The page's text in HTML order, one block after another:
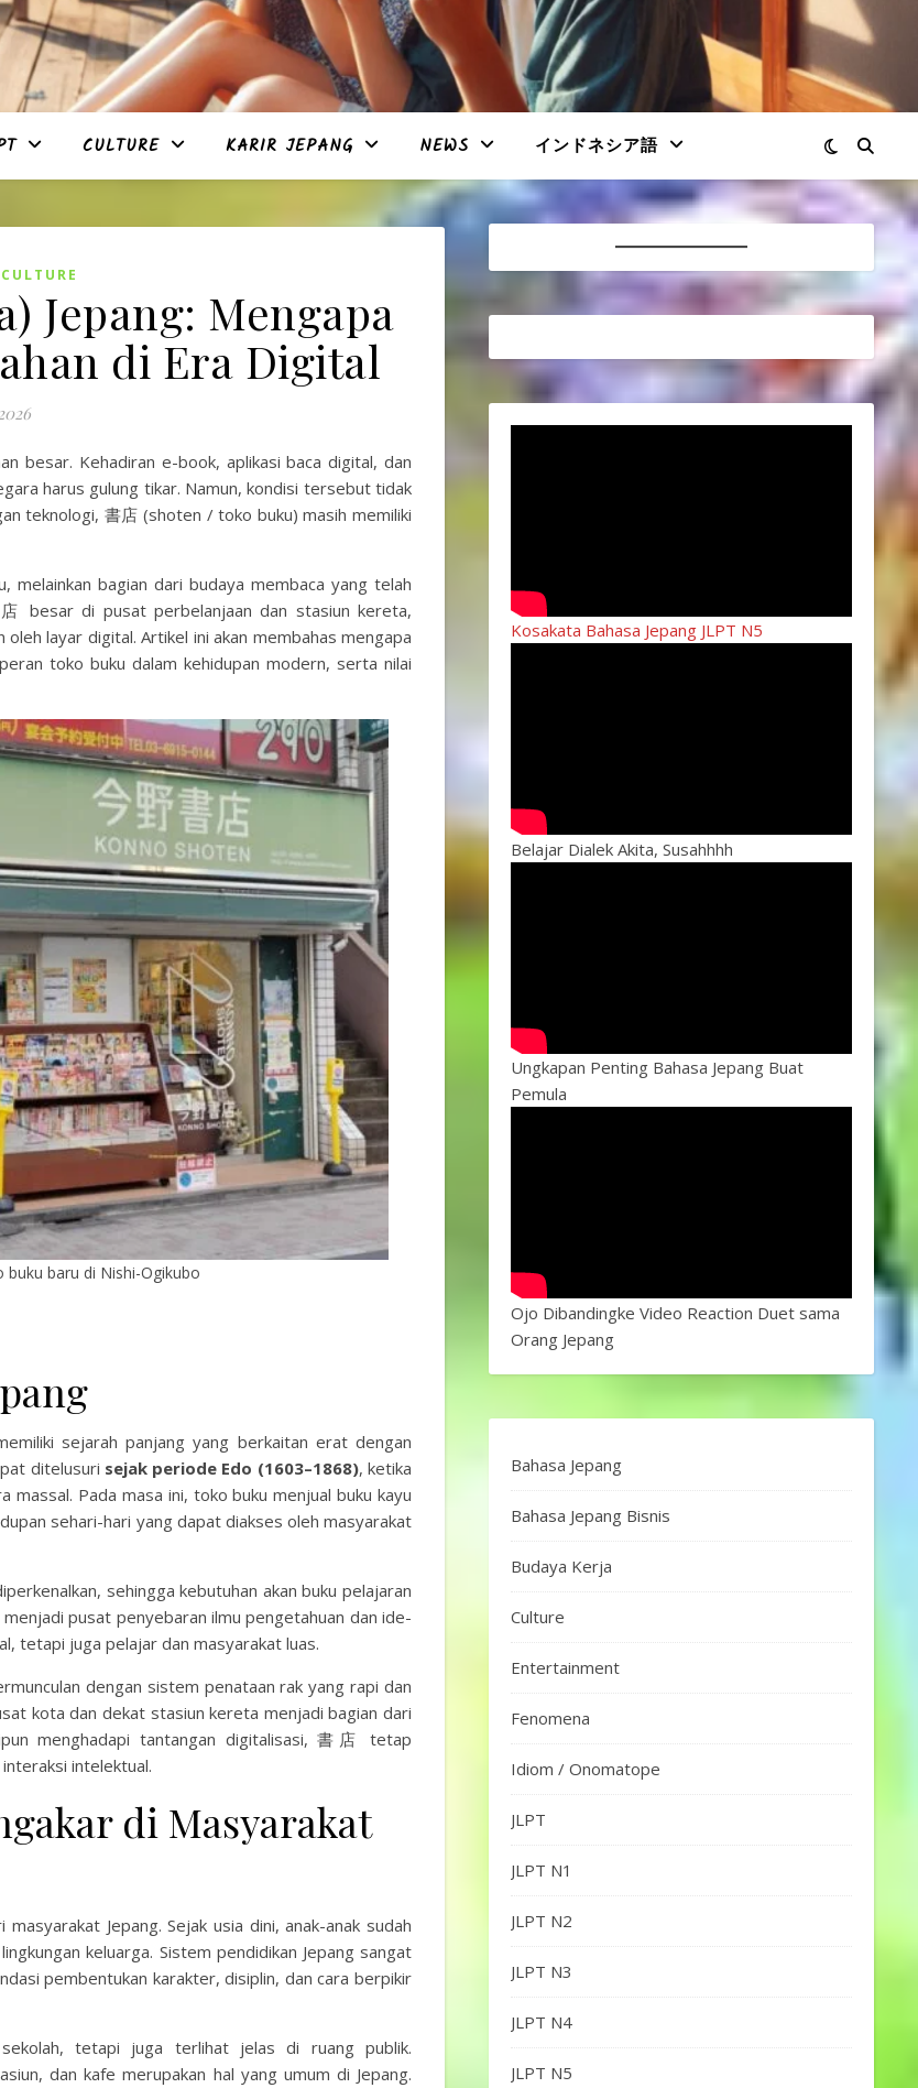
CULTURE KARIR JEPANG NEWS インドネシア語
CULTURE
Jepang: Mengapa
di Era Digital
besar. Kehadiran e-book, aplikasi baca digital, dan
harus gulung tikar. Namun, kondisi tersebut tidak
teknologi, 書店 (shoten / toko buku) masih memiliki
melainkan bagian dari budaya membaca yang telah
besar di pusat perbelanjaan dan stasiun kereta,
layar digital. Artikel ini akan membahas mengapa
toko buku dalam kehidupan modern, serta nilai
baru di Nishi-Ogikubo
sejarah panjang yang berkaitan erat dengan
ditelusuri sejak periode Edo (1603–1868), ketika
Pada masa ini, toko buku menjual buku kayu
sehari-hari yang dapat diakses oleh masyarakat
sehingga kebutuhan akan buku pelajaran
pusat penyebaran ilmu pengetahuan dan ide-
tetapi juga pelajar dan masyarakat luas.
dengan sistem penataan rak yang rapi dan
kota dan dekat stasiun kereta menjadi bagian dari
menghadapi tantangan digitalisasi, 書店 tetap
intelektual.
di Masyarakat
Jepang. Sejak usia dini, anak-anak sudah
keluarga. Sistem pendidikan Jepang sangat
pembentukan karakter, disiplin, dan cara berpikir
tetapi juga terlihat jelas di ruang publik.
dan kafe merupakan hal yang umum di Jepang.
Kosakata Bahasa Jepang JLPT N5
Belajar Dialek Akita, Susahhhh
Ungkapan Penting Bahasa Jepang Buat
Pemula
Ojo Dibandingke Video Reaction Duet sama
Orang Jepang
Bahasa Jepang
Bahasa Jepang Bisnis
Budaya Kerja
Culture
Entertainment
Fenomena
Idiom / Onomatope
JLPT
JLPT N1
JLPT N2
JLPT N3
JLPT N4
JLPT N5